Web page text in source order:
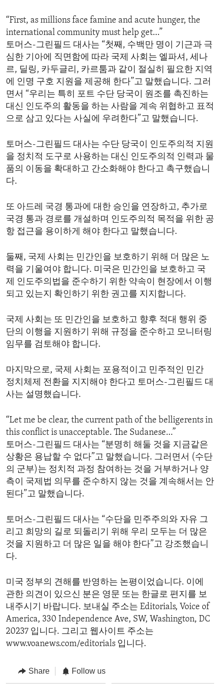
“First, as millions face famine and acute hunger, the
international community must help get…”
토머스-그린필드 대사는 “첫째, 수백만 명이 기근과 극
심한 기아에 직면함에 따라 국제 사회는 엘파셔, 세나
르, 딜링, 카두글리, 카르툼과 같이 절실히 필요한 지역
에 인명 구호 지원을 제공해 한다”고 말했습니다. 그러
면서 “우리는 특히 포트 수단 당국이 원조를 촉진하는
대신 인도주의 활동을 하는 사람을 계속 위협하고 표적
으로 삼고 있다는 사실에 우려한다”고 말했습니다.
토머스-그린필드 대사는 수단 당국이 인도주의적 지원
을 정치적 도구로 사용하는 대신 인도주의적 인력과 물
품의 이동을 확대하고 간소화해야 한다고 촉구했습니
다.
또 아드레 국경 통과에 대한 승인을 연장하고, 추가로
국경 통과 경로를 개설하며 인도주의적 목적을 위한 공
항 접근을 용이하게 해야 한다고 말했습니다.
둘째, 국제 사회는 민간인을 보호하기 위해 더 많은 노
력을 기울여야 합니다. 미국은 민간인을 보호하고 국
제 인도주의법을 준수하기 위한 약속이 현장에서 이행
되고 있는지 확인하기 위한 권고를 지지합니다.
국제 사회는 또 민간인을 보호하고 향후 적대 행위 중
단의 이행을 지원하기 위해 규정을 준수하고 모니터링
임무를 검토해야 합니다.
마지막으로, 국제 사회는 포용적이고 민주적인 민간
정치체제 전환을 지지해야 한다고 토머스-그린필드 대
사는 설명했습니다.
“Let me be clear, the current path of the belligerents in
this conflict is unacceptable. The Sudanese…”
토머스-그린필드 대사는 “분명히 해둘 것을 지금같은
상황은 용납할 수 없다”고 말했습니다. 그러면서 (수단
의 군부)는 정치적 과정 참여하는 것을 거부하거나 양
측이 국제법 의무를 준수하지 않는 것을 계속해서는 안
된다”고 말했습니다.
토머스-그린필드 대사는 “수단을 민주주의와 자유 그
리고 희망의 길로 되돌리기 위해 우리 모두는 더 많은
것을 지원하고 더 많은 일을 해야 한다”고 강조했습니
다.
미국 정부의 견해를 반영하는 논평이었습니다. 이에
관한 의견이 있으신 분은 영문 또는 한글로 편지를 보
내주시기 바랍니다. 보내실 주소는 Editorials, Voice of
America, 330 Independence Ave, SW, Washington, DC
20237 입니다. 그리고 웹사이트 주소는
www.voanews.com/editorials 입니다.
Share Follow us